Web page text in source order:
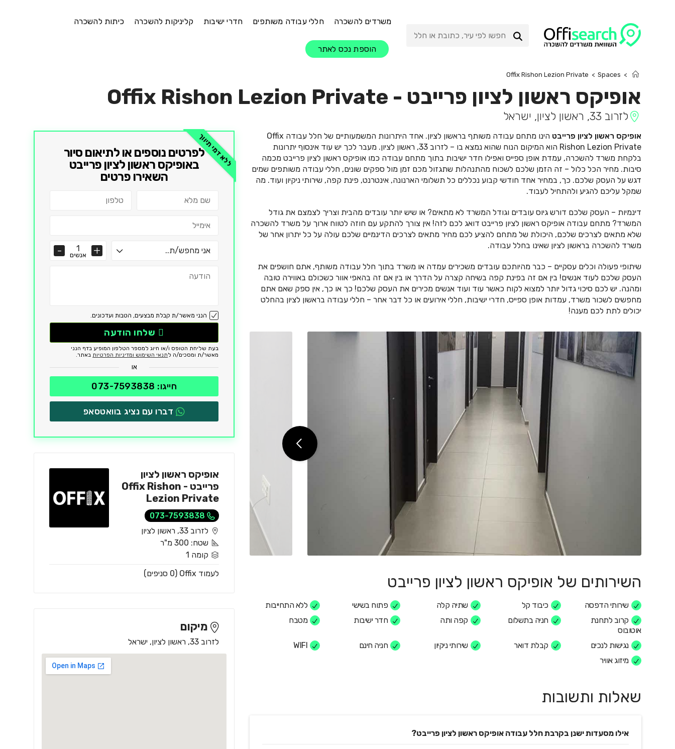
משרדים להשכרה חללי עבודה משותפים חדרי ישיבות קליניקות להשכרה כיתות להשכרה
הוספת נכס לאתר
>
Spaces
>
Offix Rishon Lezion Private
אופיקס ראשון לציון פרייבט -
Offix Rishon Lezion Private
לזרוב 33, ראשון לציון, ישראל
אופיקס ראשון לציון פרייבט
הינו מתחם עבודה משותף בראשון לציון. אחד היתרונות המשמעותיים של חלל עבודה Offix
Rishon Lezion Private הוא המיקום הנוח שהוא נמצא בו – לזרוב 33, ראשון לציון. מעבר לכך יש עוד אינסוף יתרונות
בלקחת משרד להשכרה, עמדת אופן ספייס ואפילו חדר ישיבות בתוך מתחם עבודה כמו אופיקס ראשון לציון פרייבט מכמה
סיבות. מחיר הכל כלול – זה הזמן שלכם לשכוח מהתנהלות שתגזול מכם זמן מול ספקים שונים, חללי עבודה משותפים שמים
דגש על העסק שלכם. כך, במחיר אחד חודשי קבוע נכללים כל תשלומי הארנונה, אינטרנט, פינת קפה, שירותי ניקיון ועוד. מה
שמקל עליכם להגיע ולהתחיל לעבוד.
דינמיות – העסק שלכם דורש גיוס עובדים וגודל המשרד לא מתאים? או שיש יותר עובדים מהבית וצריך לצמצם את גודל
המשרד? מתחם עבודה אופיקס ראשון לציון פרייבט דואג לכם לזה! אין צורך להתקע עם חוזה לטווח ארוך על משרד להשכרה
שלא מתאים לצרכים שלכם, היכולת של מתחם להציע לכם מחיר מתאים לצרכים הדינמיים שלכם עולה על כל יתרון אחר של
משרד להשכרה בראשון לציון שאינו בחלל עבודה.
שיתופי פעולה וכלים עסקיים – כבר מהיותכם עובדים משכירים עמדה או משרד בתוך חלל עבודה משותף, אתם חושפים את
העסק שלכם לעוד אנשים! בין אם זה בפינת קפה בשיחה קצרה על הדרך או בין אם זה בהאפי אוור כשכולם באווירה טובה
ומהנה. יש לכם סיכוי גדול יותר למצוא לקוח כאשר עוד ועוד אנשים מכירים את העסק שלכם! כך או כך, אין ספק שאם אתם
מחפשים לשכור משרד, עמדות אופן ספייס, חדרי ישיבות, חללי אירועים או כל דבר אחר – חללי עבודה בראשון לציון בהחלט
יכולים לתת לכם מענה!
השירותים של אופיקס ראשון לציון פרייבט
שירותי הדפסה כיבוד קל שתיה קלה פתוח בשישי
ללא התחייבות
קרוב לתחנת
אוטובוס
חניה בתשלום קפה ותה חדר ישיבות מטבח
נגישות לנכים קבלת דואר שירותי ניקיון חניה חינם
WIFI
מיזוג אוויר
שאלות ותשובות
אילו מסעדות ישנן בקרבת חלל עבודה אופיקס ראשון לציון פרייבט?
ללא דמי תיווךלפרטים נוספים או לתיאום סיור
באופיקס ראשון לציון פרייבט
השאירו פרטים
אנשים
הנני מאשר/ת קבלת מבצעים, הטבות ועדכונים.
שלחו הודעה
בעת שליחת הטופס ו/או חיוג למספר הטלפון המופיע בדף הנני
מאשר/ת ומסכים/ה לתנאי השימוש ומדיניות הפרטיות באתר.
או
חייגו: 073-7593838
דברו עם נציג בוואטסאפ
אופיקס ראשון לציון
פרייבט - Offix Rishon
Lezion Private
073-7593838
לזרוב 33, ראשון לציון
שטח: 300 מ"ר
קומה 1
לעמוד Offix (0 סניפים)
מיקום
לזרוב 33, ראשון לציון, ישראל